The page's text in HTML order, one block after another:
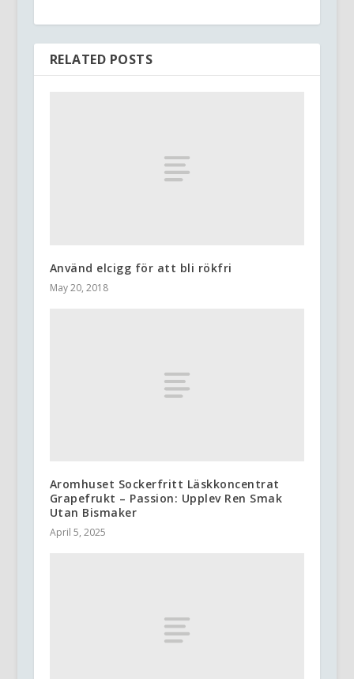
RELATED POSTS
Använd elcigg för att bli rökfri
May 20, 2018
Aromhuset Sockerfritt Läskkoncentrat
Grapefrukt – Passion: Upplev Ren Smak
Utan Bismaker
April 5, 2025